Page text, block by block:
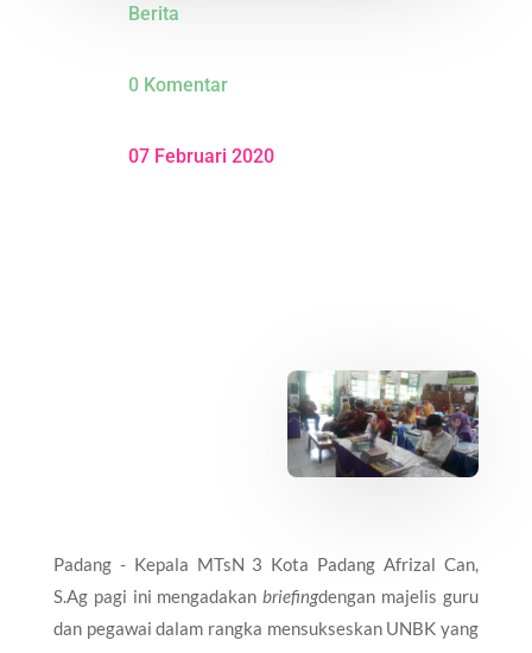
Berita
0 Komentar
07 Februari 2020
Padang - Kepala MTsN 3 Kota Padang Afrizal Can,
S.Ag pagi ini mengadakanbriefingdengan majelis guru
dan pegawai dalam rangka mensukseskan UNBK yang